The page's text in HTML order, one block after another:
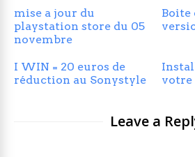
mise a jour du
playstation store du 05
novembre
Boite
I WIN = 20 euros de
réduction au Sonystyle
votre
Leave a